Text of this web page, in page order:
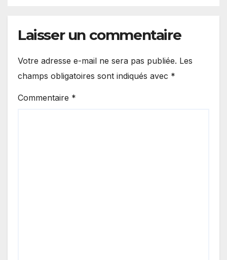
Laisser un commentaire
Votre adresse e-mail ne sera pas publiée. Les
champs obligatoires sont indiqués avec *
Commentaire *